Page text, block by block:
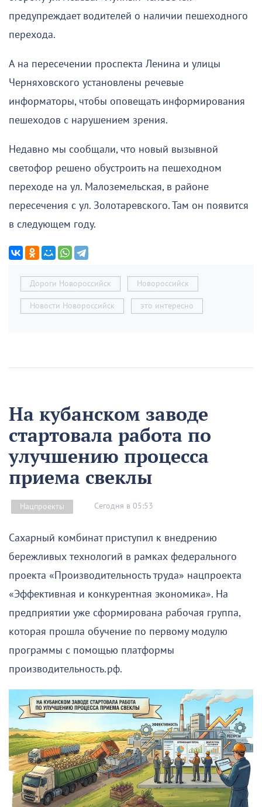
предупреждает водителей о наличии пешеходного
перехода.
А на пересечении проспекта Ленина и улицы
Черняховского установлены речевые
информаторы, чтобы оповещать информирования
пешеходов с нарушением зрения.
Недавно мы сообщали, что новый вызывной
светофор решено обустроить на пешеходном
переходе на ул. Малоземельская, в районе
пересечения с ул. Золотаревского. Там он появится
в следующем году.
Дороги Новороссийск Новороссийск
Новости Новороссийск это интересно
На кубанском заводе
стартовала работа по
улучшению процесса
приема свеклы
Нацпроекты Сегодня в 05:53
Сахарный комбинат приступил к внедрению
бережливых технологий в рамках федерального
проекта «Производительность труда» нацпроекта
«Эффективная и конкурентная экономика». На
предприятии уже сформирована рабочая группа,
которая прошла обучение по первому модулю
программы с помощью платформы
производительность.рф.